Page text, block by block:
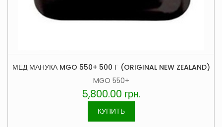
МЕД МАНУКА MGO 550+ 500 Г (ORIGINAL NEW ZEALAND)
MGO 550+
5,800.00 грн.
КУПИТЬ